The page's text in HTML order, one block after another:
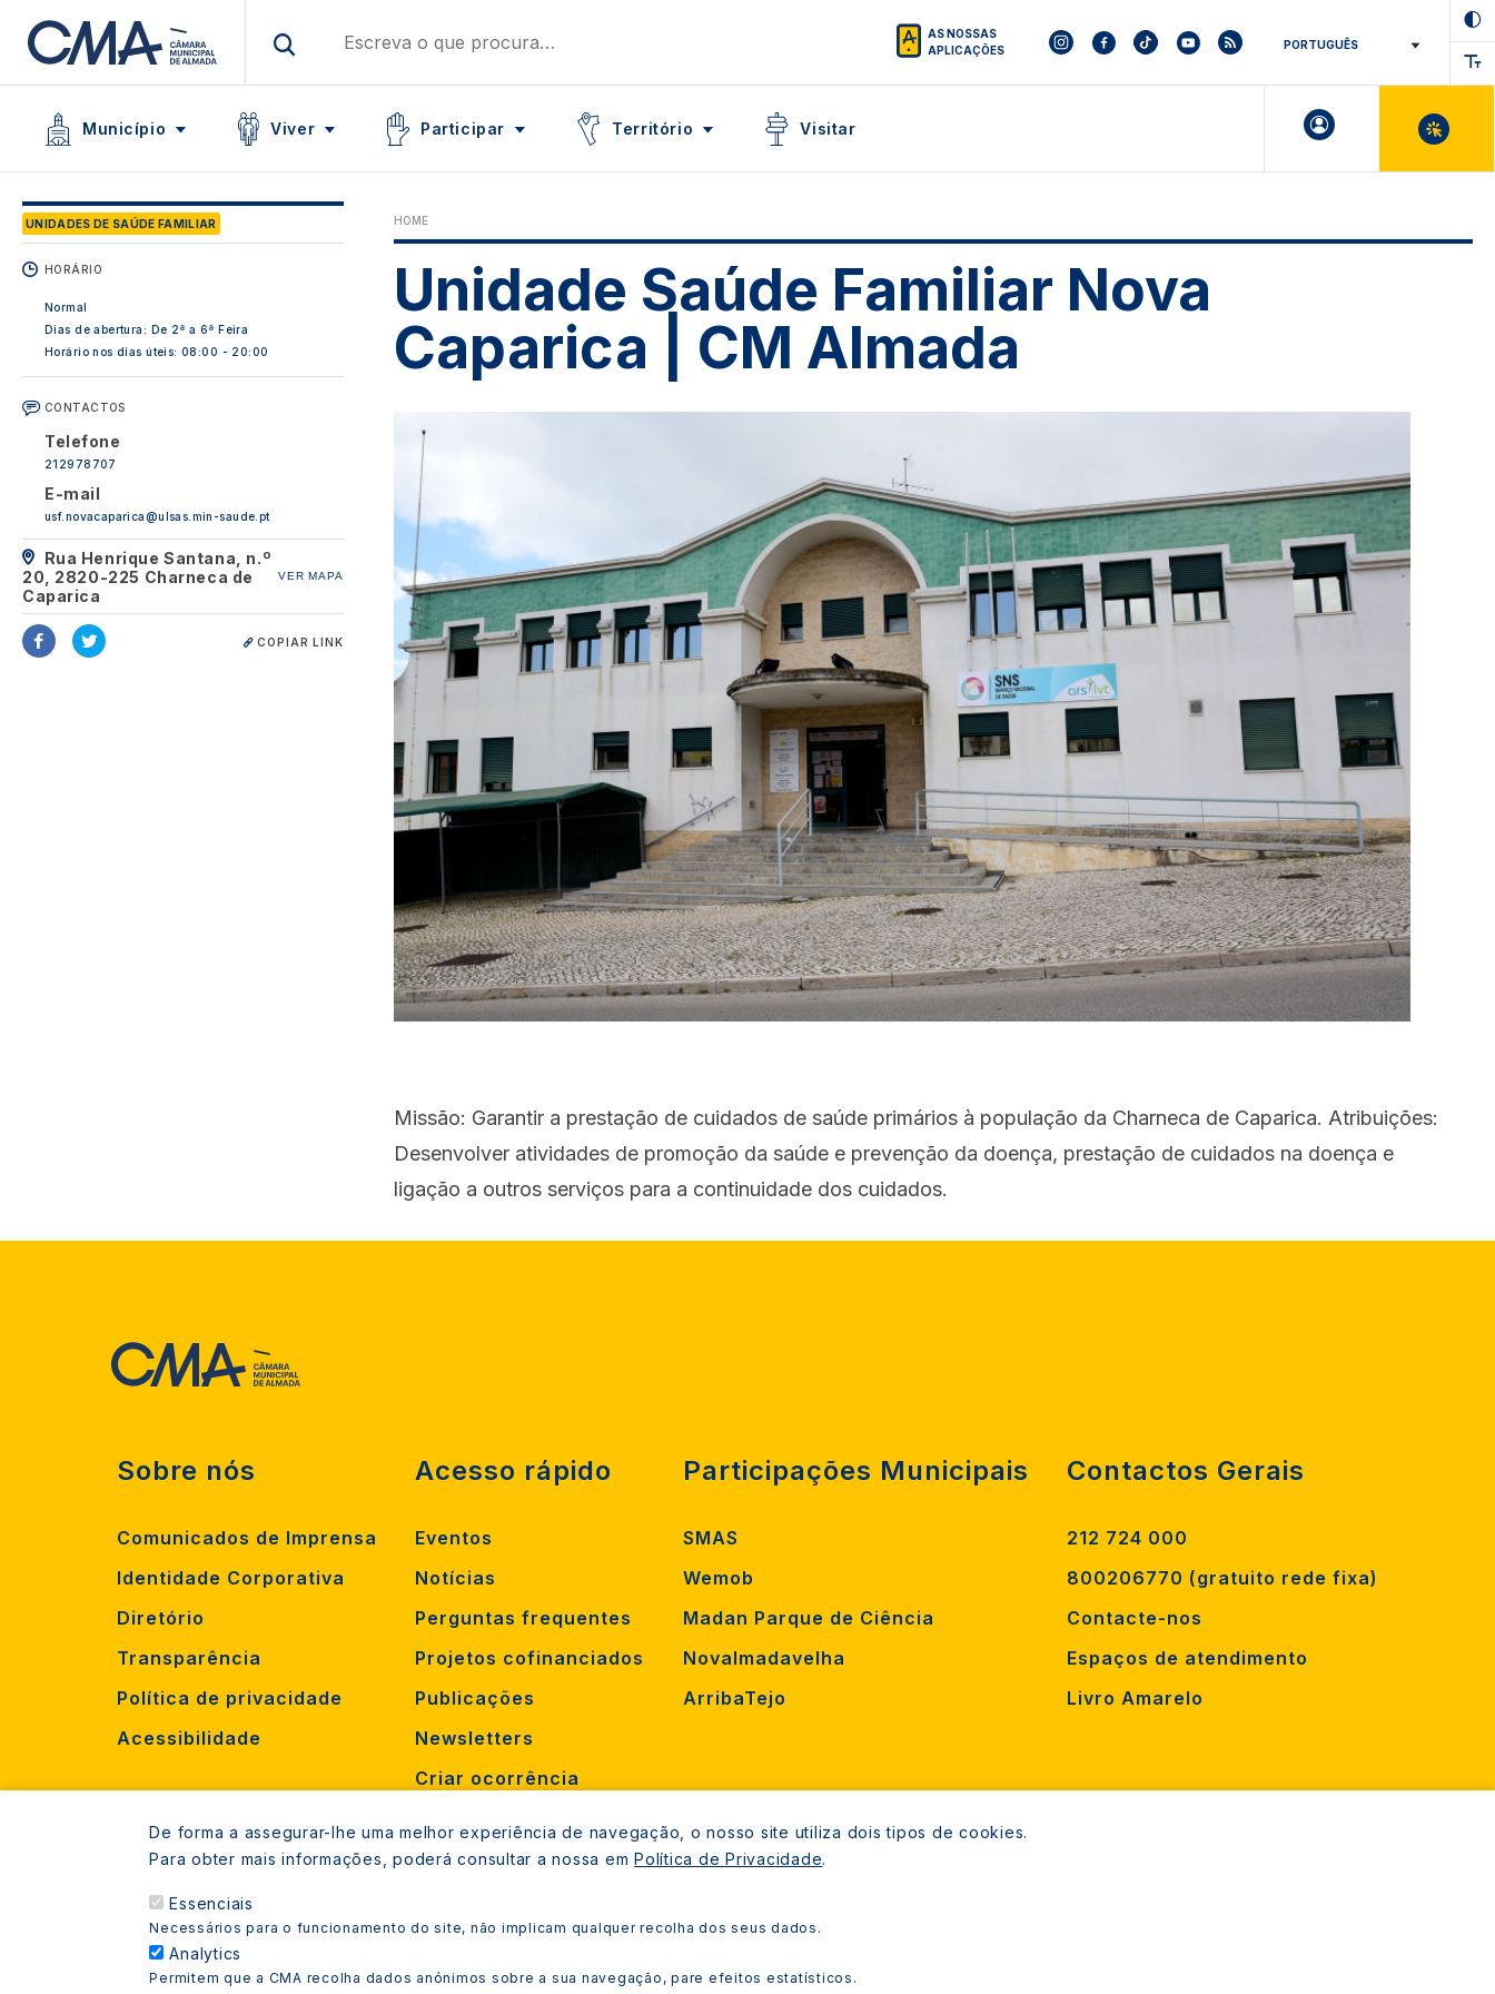
main
AS NOSSAS
APLICAÇÕES
Main navigation
Município
Icon Viver
Icon Participar
Icon Território
Icon Visitar
Icon
UNIDADES DE SAÚDE FAMILIAR
HORÁRIO
Normal
Dias de abertura: De 2ª a 6ª Feira
Horário nos dias úteis: 08:00 - 20:00
CONTACTOS
Telefone
212978707
E-mail
usf.novacaparica@ulsas.min-saude.pt
Rua Henrique Santana, n.º
20, 2820-225 Charneca de
Caparica
VER MAPA
COPIAR LINK
HOME
Unidade Saúde Familiar Nova
Caparica | CM Almada
Image
Missão: Garantir a prestação de cuidados de saúde primários à população da Charneca de Caparica. Atribuições:
Desenvolver atividades de promoção da saúde e prevenção da doença, prestação de cuidados na doença e
ligação a outros serviços para a continuidade dos cuidados.
Sobre nós
Comunicados de Imprensa
Identidade Corporativa
Diretório
Transparência
Política de privacidade
Acessibilidade
Acesso rápido
Eventos
Notícias
Perguntas frequentes
Projetos cofinanciados
Publicações
Newsletters
Criar ocorrência
Participações Municipais
SMAS
Wemob
Madan Parque de Ciência
Novalmadavelha
ArribaTejo
Contactos Gerais
212 724 000
800206770 (gratuito rede fixa)
Contacte-nos
Espaços de atendimento
Livro Amarelo
De forma a assegurar-lhe uma melhor experiência de navegação, o nosso site utiliza dois tipos de cookies.
Para obter mais informações, poderá consultar a nossa emPolítica de Privacidade.
Essenciais
Necessários para o funcionamento do site, não implicam qualquer recolha dos seus dados.
Analytics
Permitem que a CMA recolha dados anónimos sobre a sua navegação, pare efeitos estatísticos.